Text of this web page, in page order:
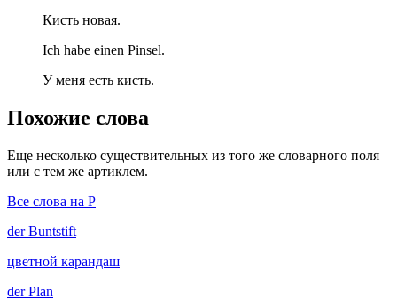
Кисть новая.
Ich habe einen Pinsel.
У меня есть кисть.
Похожие слова
Еще несколько существительных из того же словарного поля
или с тем же артиклем.
Все слова на P
derBuntstift
цветной карандаш
derPlan